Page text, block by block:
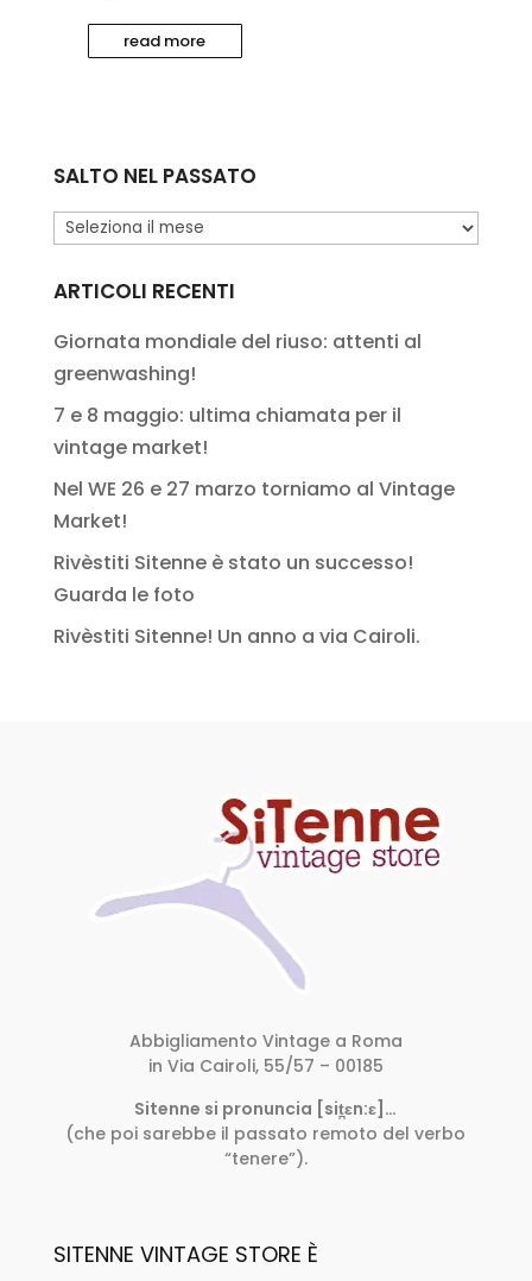
read more
SALTO NEL PASSATO
Salto
passato
ARTICOLI RECENTI
Giornata mondiale del riuso: attenti al
greenwashing!
7 e 8 maggio: ultima chiamata per il
vintage market!
Nel WE 26 e 27 marzo torniamo al Vintage
Market!
Rivèstiti Sitenne è stato un successo!
Guarda le foto
Rivèstiti Sitenne! Un anno a via Cairoli.
Abbigliamento Vintage a Roma
in Via Cairoli, 55/57 – 00185
Sitenne si pronuncia [sit̪ɛn:ɛ]…
(che poi sarebbe il passato remoto del verbo
“tenere”).
SITENNE VINTAGE STORE È